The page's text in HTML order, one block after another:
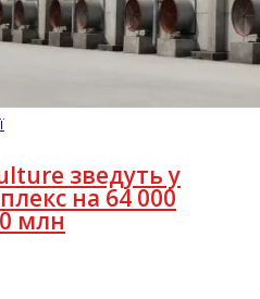
зведуть у
на 64 000
млн